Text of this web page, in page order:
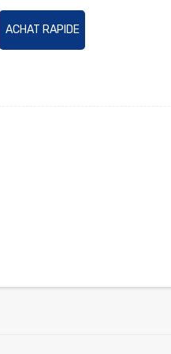
ACHAT RAPIDE